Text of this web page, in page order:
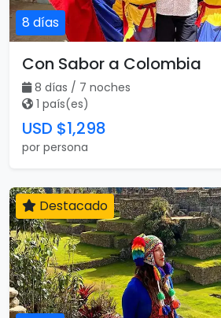
8 días
Con Sabor a Colombia
8 días / 7 noches
1 país(es)
USD $1,298
por persona
Destacado